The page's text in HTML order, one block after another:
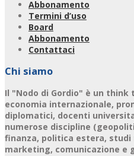
Abbonamento
Termini d’uso
Board
Abbonamento
Contattaci
Chi siamo
Il "Nodo di Gordio" è un
economia internazionale,
diplomatici, docenti
numerose discipline
finanza, politica estera,
marketing, comunicazione e